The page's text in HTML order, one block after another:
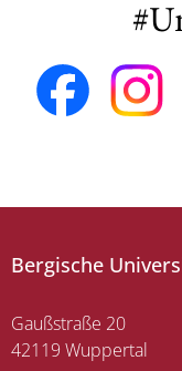
Bergische
Gaußstraße 20
42119 Wuppertal